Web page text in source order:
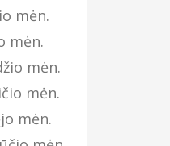
mėn.
mėn.
mėn.
mėn.
mėn.